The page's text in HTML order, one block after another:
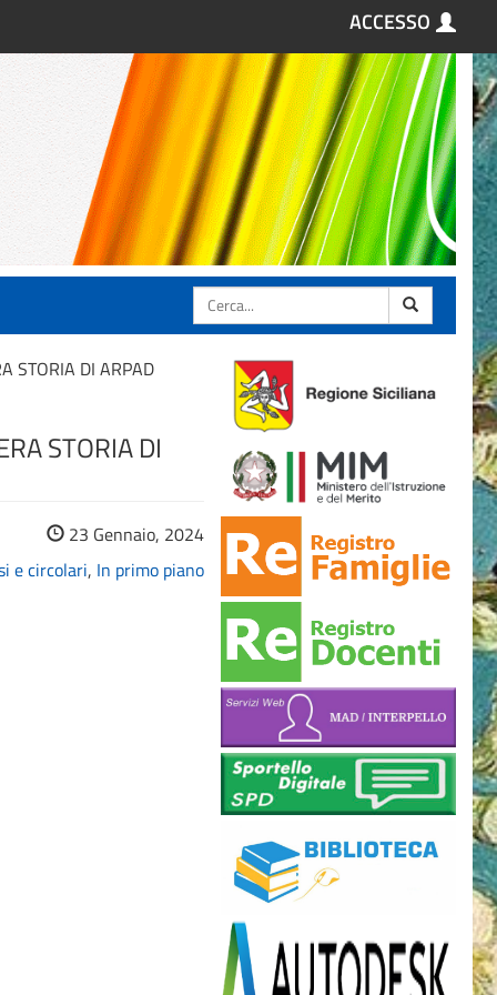
ACCESSO
Cerca
STORIA DI ARPAD
STORIA DI
23 Gennaio, 2024
e circolari, In primo piano